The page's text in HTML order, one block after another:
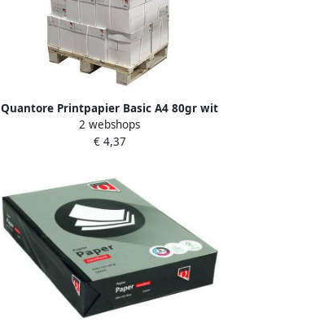
Quantore Printpapier Basic A4 80gr wit
500 vellen
2 webshops
€ 4,37